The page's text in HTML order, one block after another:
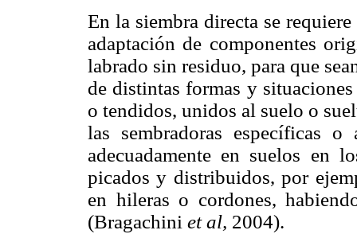
En la siembra directa se
adaptación de componentes
labrado sin residuo, para que
de distintas formas y
o tendidos, unidos al suelo o
las sembradoras específicas
adecuadamente en suelos en
picados y distribuidos, por
en hileras o cordones,
(Bragachini et al, 2004).